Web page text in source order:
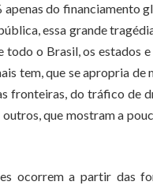
do financiamento
essa grande
o Brasil, os estados
tem, que se apropria
fronteiras, do tráfico de
que mostram a
ocorrem a partir das